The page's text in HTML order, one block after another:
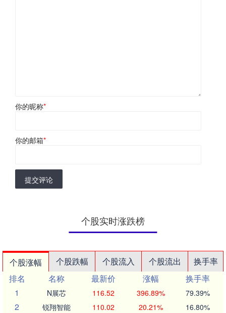
你的昵称*
你的邮箱*
提交评论
个股实时涨跌榜
个股涨幅 个股跌幅 个股流入 个股流出
换手率
排名
名称 最新价 涨幅
换手率
1
N展芯 116.52 396.89% 79.39%
2 锐翔智能 110.02 20.21% 16.80%